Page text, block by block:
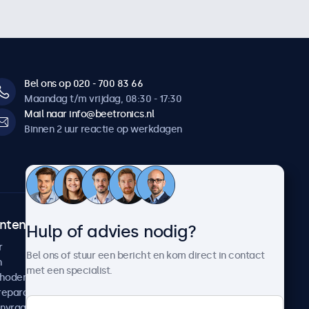
Bel ons op 020 - 700 83 66
Maandag t/m vrijdag, 08:30 - 17:30
Mail naar info@beetronics.nl
Binnen 2 uur reactie op werkdagen
Over Beetronics
Nieuws en updates
Werken bij Beetronics
Hulp of advies nodig?
Bel ons of stuur een bericht en kom direct in contact
met een specialist.